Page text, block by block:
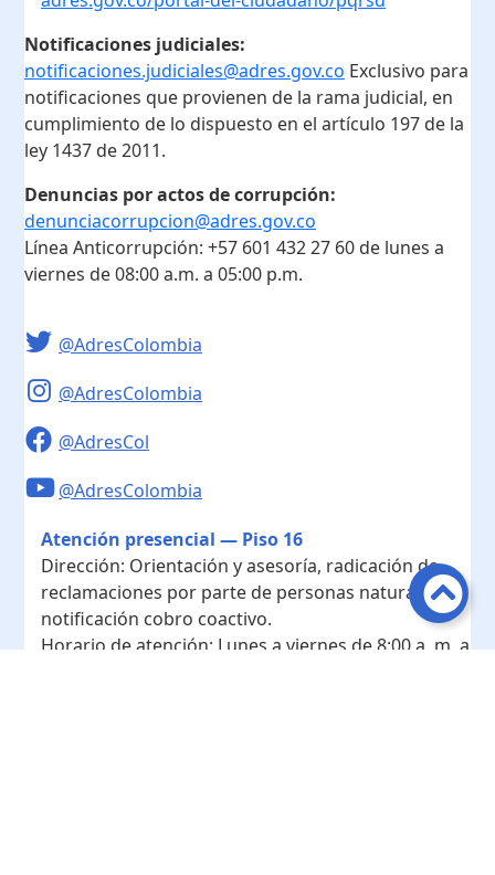
Notificaciones judiciales:
notificaciones.judiciales@adres.gov.co Exclusivo para
notificaciones que provienen de la rama judicial, en
cumplimiento de lo dispuesto en el artículo 197 de la
ley 1437 de 2011.
Denuncias por actos de corrupción:
denunciacorrupcion@adres.gov.co
Línea Anticorrupción: +57 601 432 27 60 de lunes a
viernes de 08:00 a.m. a 05:00 p.m.
@AdresColombia
@AdresColombia
@AdresCol
@AdresColombia
Atención presencial — Piso 16
Dirección: Orientación y asesoría, radicación de
reclamaciones por parte de personas naturales y
notificación cobro coactivo.
Horario de atención: Lunes a viernes de 8:00 a. m. a